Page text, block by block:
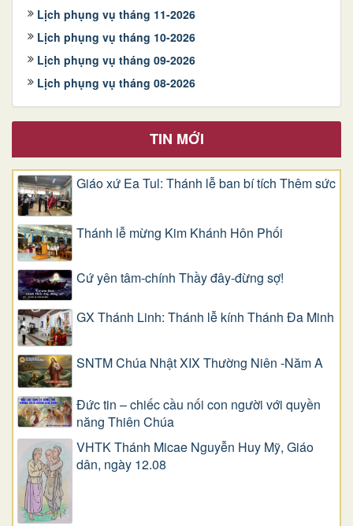
Lịch phụng vụ tháng 11-2026
Lịch phụng vụ tháng 10-2026
Lịch phụng vụ tháng 09-2026
Lịch phụng vụ tháng 08-2026
TIN MỚI
Giáo xứ Ea Tul: Thánh lễ ban bí tích Thêm sức
Thánh lễ mừng Kim Khánh Hôn Phối
Cứ yên tâm-chính Thầy đây-đừng sợ!
GX Thánh Linh: Thánh lễ kính Thánh Đa Minh
SNTM Chúa Nhật XIX Thường Niên -Năm A
Đức tin – chiếc cầu nối con người với quyền
năng Thiên Chúa
VHTK Thánh Micae Nguyễn Huy Mỹ, Giáo
dân, ngày 12.08